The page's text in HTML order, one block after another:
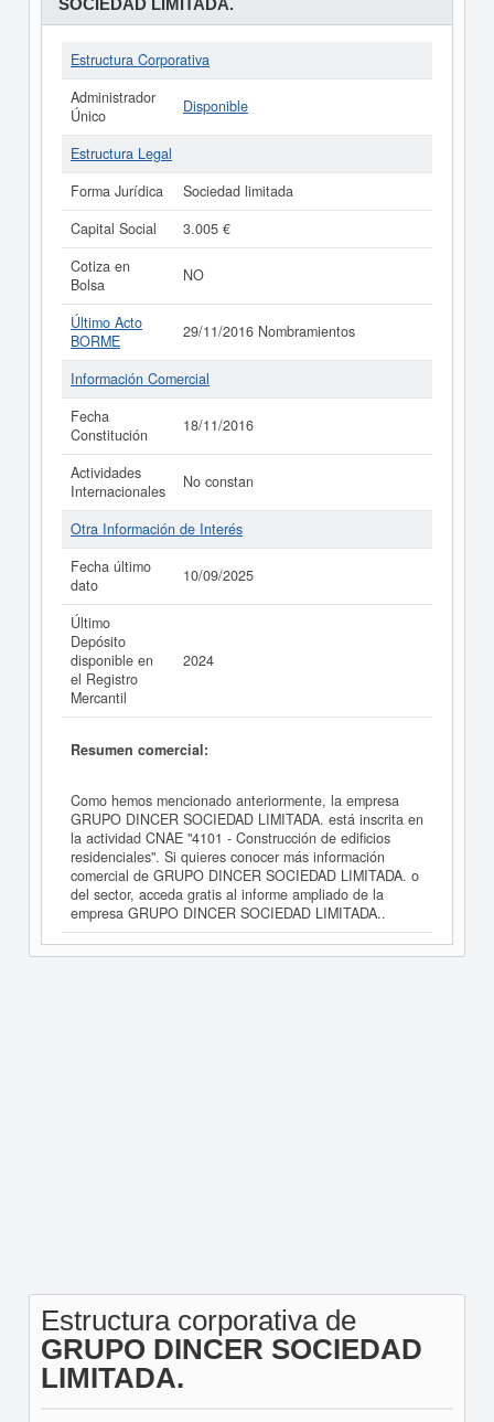
SOCIEDAD LIMITADA.
Estructura Corporativa
Administrador
Único
Disponible
Estructura Legal
Forma Jurídica
Sociedad limitada
Capital Social
3.005 €
Cotiza en
Bolsa
NO
Último Acto
BORME
29/11/2016 Nombramientos
Información Comercial
Fecha
Constitución
18/11/2016
Actividades
Internacionales
No constan
Otra Información de Interés
Fecha último
dato
10/09/2025
Último
Depósito
disponible en
el Registro
Mercantil
2024
Resumen comercial:
Como hemos mencionado anteriormente, la empresa
GRUPO DINCER SOCIEDAD LIMITADA. está inscrita en
la actividad CNAE "4101 - Construcción de edificios
residenciales". Si quieres conocer más información
comercial de GRUPO DINCER SOCIEDAD LIMITADA. o
del sector, acceda gratis al informe ampliado de la
empresa GRUPO DINCER SOCIEDAD LIMITADA..
Estructura corporativa de
GRUPO DINCER SOCIEDAD
LIMITADA.